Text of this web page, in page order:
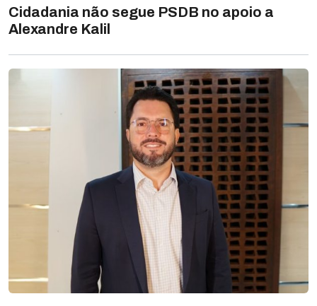
Cidadania não segue PSDB no apoio a
Alexandre Kalil